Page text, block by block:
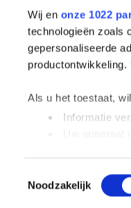
Wij en onze 1022
technologieën zoals
gepersonaliseerde
Als u het toestaat,
Informatie
Toestemmingsselectie
Noodzakelijk